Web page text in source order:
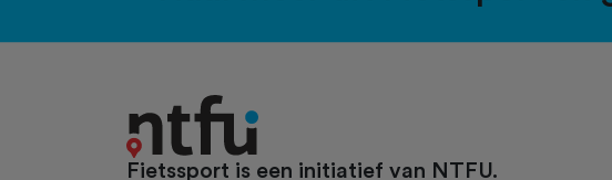
Fietssport is een initiatief van NTFU.